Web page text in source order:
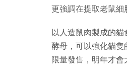
更強調在提取老鼠細
以人造鼠肉製成的
酵母，可以強化貓隻
限量發售，明年才會